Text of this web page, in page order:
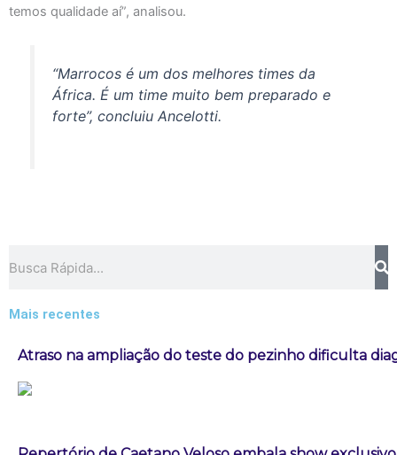
temos qualidade aí”, analisou.
“Marrocos é um dos melhores times da
África. É um time muito bem preparado e
forte”, concluiu Ancelotti.
Mais recentes
Atraso na ampliação do teste do pezinho dificulta